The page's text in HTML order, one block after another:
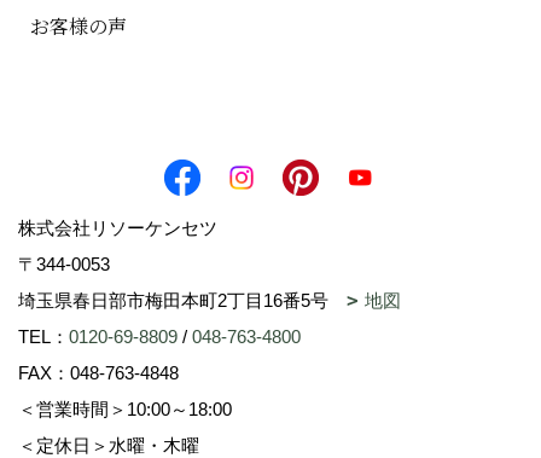
お客様の声
株式会社リソーケンセツ
〒344-0053
埼玉県春日部市梅田本町2丁目16番5号
地図
TEL： 0120-69-8809 / 048-763-4800
FAX：048-763-4848
＜営業時間＞10:00～18:00
＜定休日＞水曜・木曜